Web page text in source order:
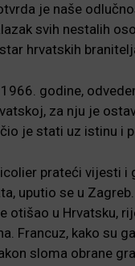
je naše
svih nestalih
hrvatskih
godine,
za nju je
je stati uz istinu i
prateći vijesti
uputio se u
otišao u Hrvatsku,
Francuz, kako su
sloma obrane